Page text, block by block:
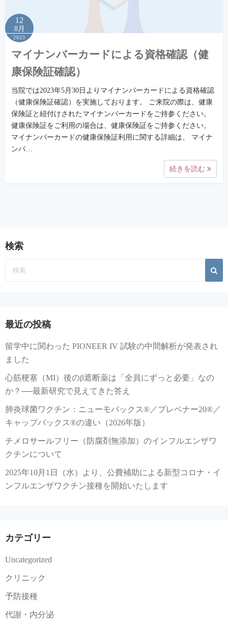
12
8月
2023
マイナンバーカードによる資格確認（健
康保険証確認）
当院では2023年5月30日よりマイナンバーカードによる資格確認
（健康保険証確認）を実施しております。 ご来院の際は、健康
保険証と紐付けされたマイナンバーカードをご持参ください。
健康保険証をご利用の場合は、健康保険証をご持参ください。
マイナンバーカードの健康保険証利用に関する詳細は、 マイナ
ンバ…
続きを読む
検索
最近の投稿
留学中に関わった PIONEER IV 試験の中間解析が発表され
ました
心筋梗塞（MI）後のβ遮断薬は「全員にずっと必要」なの
か？──最新研究で見えてきた答え
肺炎球菌ワクチン：ニューモバックス®／プレベナー20®／
キャップバックス®の違い（2026年版）
チメロサールフリー（防腐剤無添加）のインフルエンザワ
クチンについて
2025年10月1日（水）より、公費補助による新型コロナ・イ
ンフルエンザワクチン接種を開始いたします
カテゴリー
Uncategorized
クリニック
予防接種
代謝・内分泌